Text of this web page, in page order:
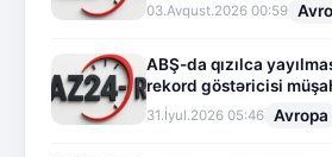
03.Avqust.2026 00:59
ABŞ-da qızılca
rekord göstəricisi
31.İyul.2026 05:46 Avropa